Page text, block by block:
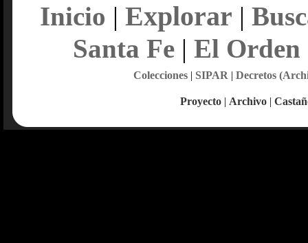
Inicio | Explorar |
Santa Fe| El Orden
Colecciones| SIPAR | Decretos
Proyecto | Archivo |